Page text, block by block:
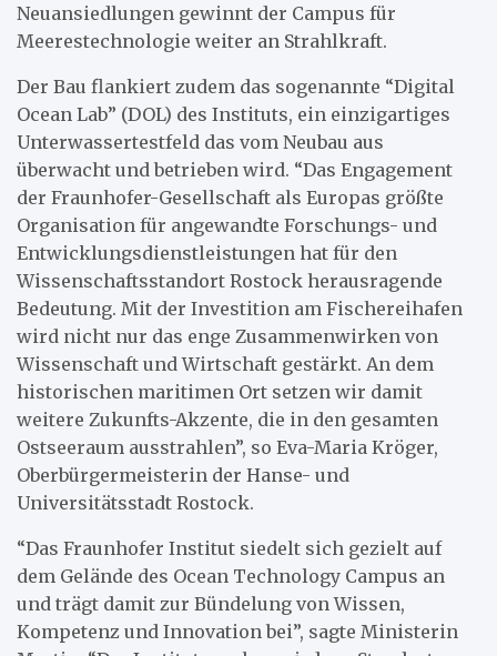
Neuansiedlungen gewinnt der Campus für
Meerestechnologie weiter an Strahlkraft.
Der Bau flankiert zudem das sogenannte “Digital
Ocean Lab” (DOL) des Instituts, ein einzigartiges
Unterwassertestfeld das vom Neubau aus
überwacht und betrieben wird. “Das Engagement
der Fraunhofer-Gesellschaft als Europas größte
Organisation für angewandte Forschungs- und
Entwicklungsdienstleistungen hat für den
Wissenschaftsstandort Rostock herausragende
Bedeutung. Mit der Investition am Fischereihafen
wird nicht nur das enge Zusammenwirken von
Wissenschaft und Wirtschaft gestärkt. An dem
historischen maritimen Ort setzen wir damit
weitere Zukunfts-Akzente, die in den gesamten
Ostseeraum ausstrahlen”, so Eva-Maria Kröger,
Oberbürgermeisterin der Hanse- und
Universitätsstadt Rostock.
“Das Fraunhofer Institut siedelt sich gezielt auf
dem Gelände des Ocean Technology Campus an
und trägt damit zur Bündelung von Wissen,
Kompetenz und Innovation bei”, sagte Ministerin